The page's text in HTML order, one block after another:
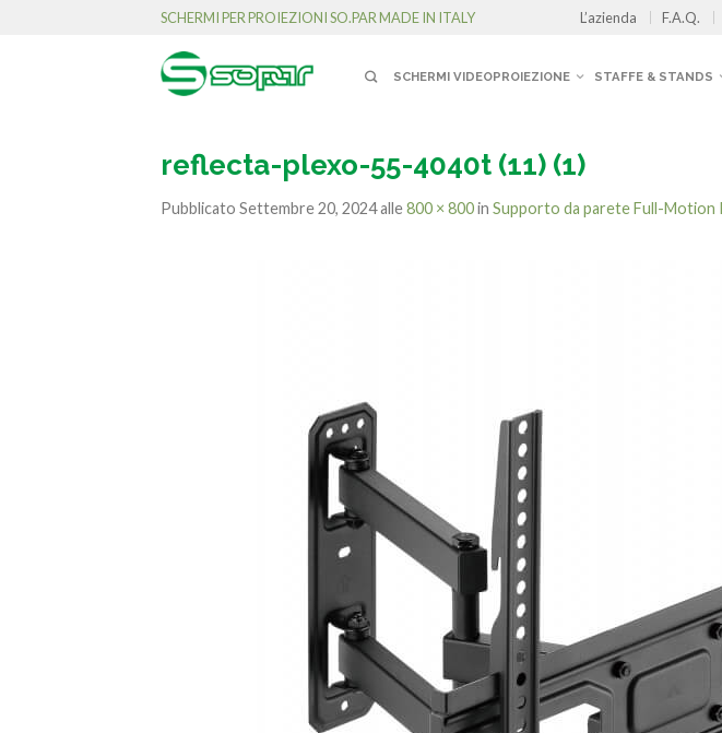
SCHERMI PER PROIEZIONI SO.PAR MADE IN ITALY L’azienda F.A.Q.
SCHERMI VIDEOPROIEZIONE STAFFE & STANDS
reflecta-plexo-55-4040t (11) (1)
Pubblicato Settembre 20, 2024alle800 × 800in Supporto da parete Full-Motion